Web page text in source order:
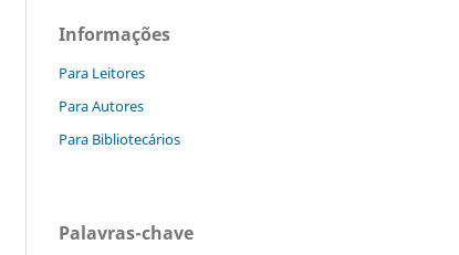
Informações
Para Leitores
Para Autores
Para Bibliotecários
Palavras-chave